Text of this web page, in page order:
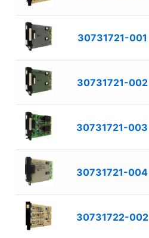
30731721-001
30731721-002
30731721-003
30731721-004
30731722-002